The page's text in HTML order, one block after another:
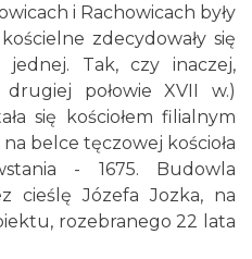
i Rachowicach były
zdecydowały się
jednej. Tak, czy inaczej,
połowie XVII w.)
się kościołem filialnym
belce tęczowej kościoła
- 1675. Budowla
cieślę Józefa Jozka, na
rozebranego 22 lata